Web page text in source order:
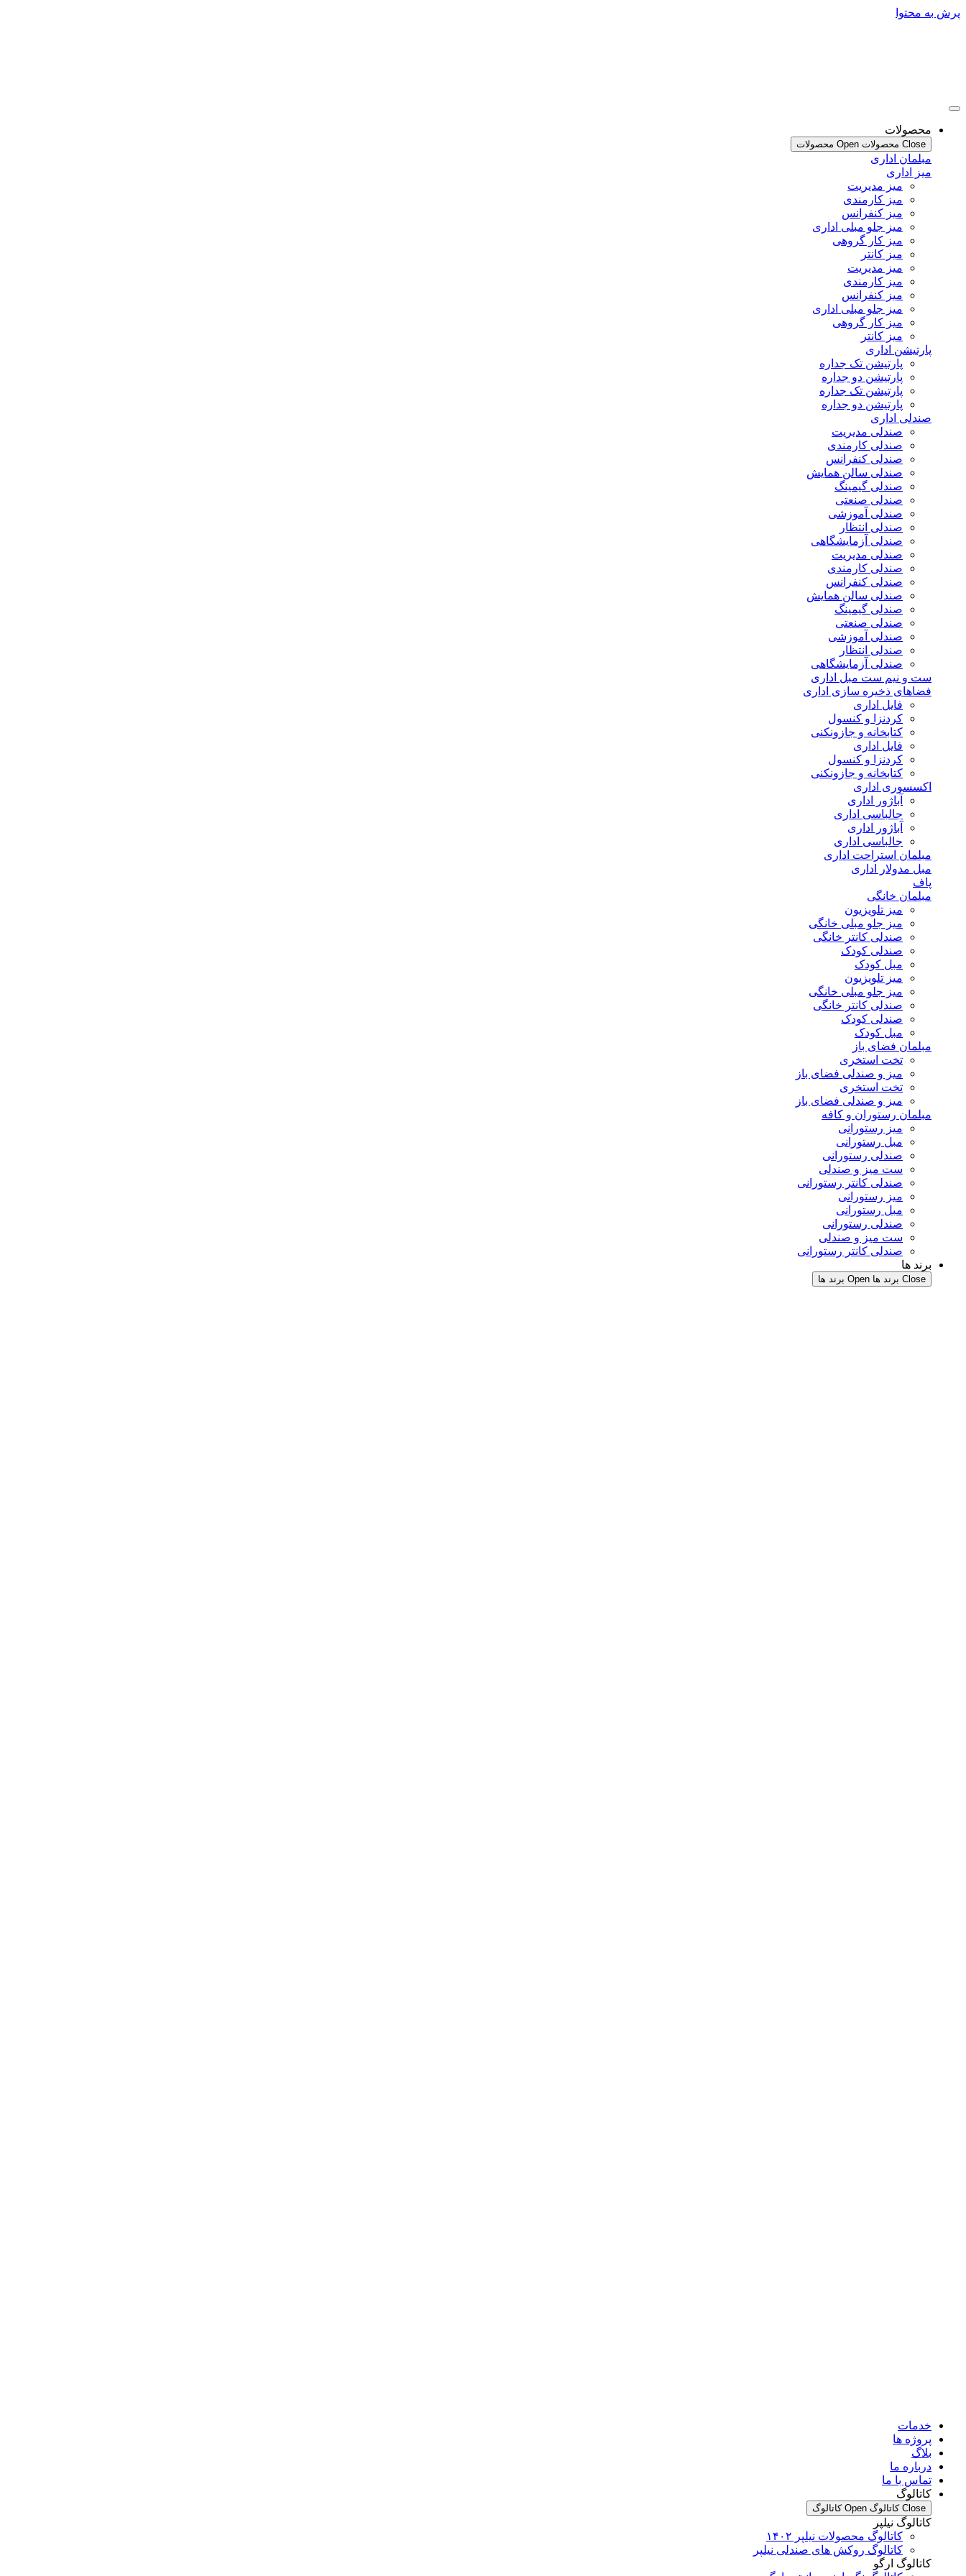
پرش به محتوا
محصولات
Close محصولات Open محصولات
مبلمان اداری
میز اداری
میز مدیریت
میز کارمندی
میز کنفرانس
میز جلو مبلی اداری
میز کار گروهی
میز کانتر
میز مدیریت
میز کارمندی
میز کنفرانس
میز جلو مبلی اداری
میز کار گروهی
میز کانتر
پارتیشن اداری
پارتیشن تک جداره
پارتیشن دو جداره
پارتیشن تک جداره
پارتیشن دو جداره
صندلی اداری
صندلی مدیریت
صندلی کارمندی
صندلی کنفرانس
صندلی سالن همایش
صندلی گیمینگ
صندلی صنعتی
صندلی آموزشی
صندلی انتظار
صندلی آزمایشگاهی
صندلی مدیریت
صندلی کارمندی
صندلی کنفرانس
صندلی سالن همایش
صندلی گیمینگ
صندلی صنعتی
صندلی آموزشی
صندلی انتظار
صندلی آزمایشگاهی
ست و نیم ست مبل اداری
فضاهای ذخیره سازی اداری
فایل اداری
کردنزا و کنسول
کتابخانه و جازونکنی
فایل اداری
کردنزا و کنسول
کتابخانه و جازونکنی
اکسسوری اداری
آباژور اداری
جالباسی اداری
آباژور اداری
جالباسی اداری
مبلمان استراحت اداری
مبل مدولار اداری
پاف
مبلمان خانگی
میز تلویزیون
میز جلو مبلی خانگی
صندلی کانتر خانگی
صندلی کودک
مبل کودک
میز تلویزیون
میز جلو مبلی خانگی
صندلی کانتر خانگی
صندلی کودک
مبل کودک
مبلمان فضای باز
تخت استخری
میز و صندلی فضای باز
تخت استخری
میز و صندلی فضای باز
مبلمان رستوران و کافه
میز رستورانی
مبل رستورانی
صندلی رستورانی
ست میز و صندلی
صندلی کانتر رستورانی
میز رستورانی
مبل رستورانی
صندلی رستورانی
ست میز و صندلی
صندلی کانتر رستورانی
برند ها
Close برند ها Open برند ها
خدمات
پروژه ها
بلاگ
درباره ما
تماس با ما
کاتالوگ
Close کاتالوگ Open کاتالوگ
کاتالوگ نیلپر
کاتالوگ محصولات نیلپر ۱۴۰۲
کاتالوگ روکش های صندلی نیلپر
کاتالوگ ارگو